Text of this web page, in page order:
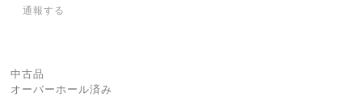
通報する
中古品
オーバーホール済み